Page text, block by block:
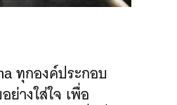
ทุกองค์ประกอบ
างใส่ใจ เพื่อ